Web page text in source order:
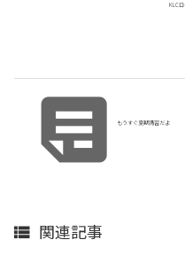
KLC
もうすぐ夏期講習だよ
 関連記事